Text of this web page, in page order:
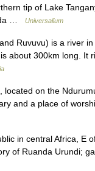
tip of Lake
…
Universalium
Ruvuvu) is a river in
about 300km long. It
on the
and a place of
in central Africa, E
of Ruanda Urundi;